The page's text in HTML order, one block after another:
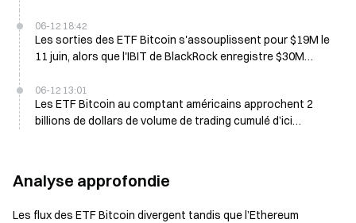
06-12 18:42
Les sorties des ETF Bitcoin s'assouplissent pour $19M le
11 juin, alors que l'IBIT de BlackRock enregistre $30M
06-12 13:01
Les ETF Bitcoin au comptant américains approchent 2
billions de dollars de volume de trading cumulé d’ici
Analyse approfondie
Les flux des ETF Bitcoin divergent tandis que l’Ethereum